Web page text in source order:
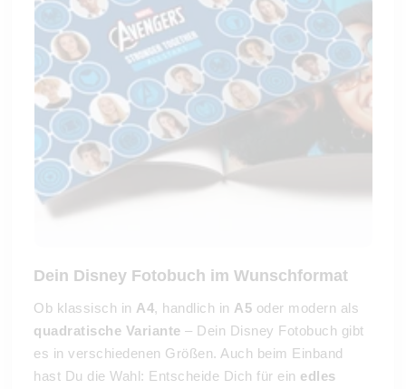
Dein Disney Fotobuch im Wunschformat
Ob klassisch in A4, handlich in A5 oder modern als
quadratische Variante – Dein Disney Fotobuch gibt
es in verschiedenen Größen. Auch beim Einband
hast Du die Wahl: Entscheide Dich für ein edles